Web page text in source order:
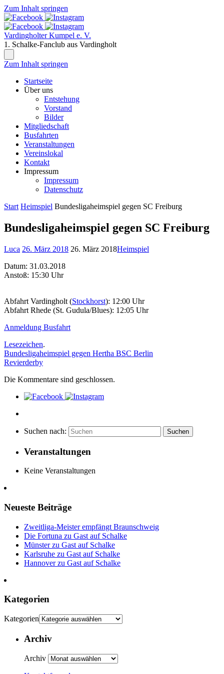
Zum Inhalt springen
Vardingholter Kumpel e. V.
1. Schalke-Fanclub aus Vardingholt
Zum Inhalt springen
Startseite
Über uns
Entstehung
Vorstand
Bilder
Mitgliedschaft
Busfahrten
Veranstaltungen
Vereinslokal
Kontakt
Impressum
Impressum
Datenschutz
Start Heimspiel Bundesligaheimspiel gegen SC Freiburg
Bundesligaheimspiel gegen SC Freiburg
Luca 26. März 2018 26. März 2018Heimspiel
Datum: 31.03.2018
Anstoß: 15:30 Uhr
Abfahrt Vardingholt (Stockhorst): 12:00 Uhr
Abfahrt Rhede (St. Gudula/Blues): 12:05 Uhr
Anmeldung Busfahrt
Lesezeichen.
Bundesligaheimspiel gegen Hertha BSC Berlin
Revierderby
Die Kommentare sind geschlossen.
Suchen nach: Suchen
Veranstaltungen
Keine Veranstaltungen
Neueste Beiträge
Zweitliga-Meister empfängt Braunschweig
Die Fortuna zu Gast auf Schalke
Münster zu Gast auf Schalke
Karlsruhe zu Gast auf Schalke
Hannover zu Gast auf Schalke
Kategorien
Kategorien
Archiv
Archiv